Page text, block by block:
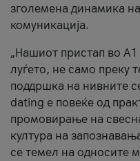
зголемена динамика
комуникација.
„Нашиот пристап во А1
луѓето, не само преку
поддршка на нивните
dating е повеќе од
промовирање на
култура на
се темел на односите